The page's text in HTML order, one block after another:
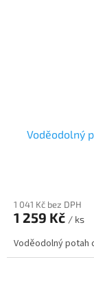
Voděodolný
1 041 Kč bez DPH
1 259 Kč / ks
Voděodolný potah